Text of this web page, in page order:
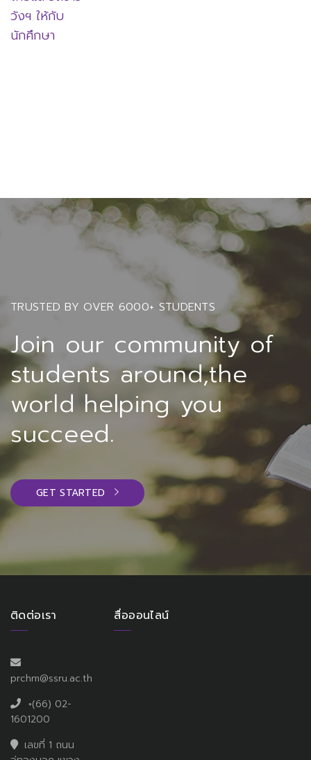
TRUSTED BY OVER 6000+ STUDENTS
Join our community of
students around,the
world helping you
succeed.
GET STARTED
ติดต่อเรา
prchm@ssru.ac.th
+(66) 02-
1601200
เลขที่ 1 ถนน
สื่อออนไลน์